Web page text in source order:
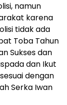
namun
karena
tidak ada
Toba Tahun
Sukses dan
dan Ikut
dengan
Serka Iwan